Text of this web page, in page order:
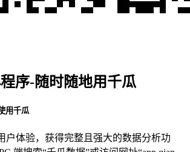
序-随时随地用千瓜
用千瓜
户体验，获得完整且强大的数据分析功